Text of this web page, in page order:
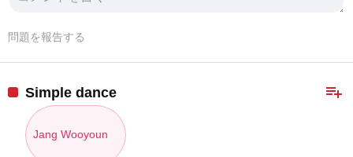
問題を報告する
playlist_add
Simple dance
Jang Wooyoun